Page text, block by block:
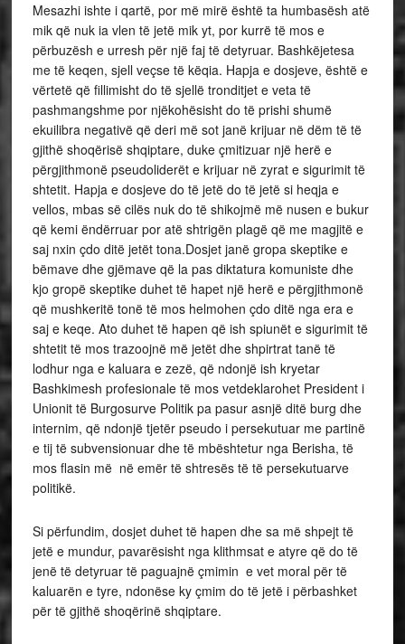
Mesazhi ishte i qartë, por më mirë është ta humbasësh atë
mik që nuk ia vlen të jetë mik yt, por kurrë të mos e
përbuzësh e urresh për një faj të detyruar. Bashkëjetesa
me të keqen, sjell veçse të këqia. Hapja e dosjeve, është e
vërtetë që fillimisht do të sjellë tronditjet e veta të
pashmangshme por njëkohësisht do të prishi shumë
ekuilibra negativë që deri më sot janë krijuar në dëm të të
gjithë shoqërisë shqiptare, duke çmitizuar një herë e
përgjithmonë pseudoliderët e krijuar në zyrat e sigurimit të
shtetit. Hapja e dosjeve do të jetë do të jetë si heqja e
vellos, mbas së cilës nuk do të shikojmë më nusen e bukur
që kemi ëndërruar por atë shtrigën plagë që me magjitë e
saj nxin çdo ditë jetët tona.Dosjet janë gropa skeptike e
bëmave dhe gjëmave që la pas diktatura komuniste dhe
kjo gropë skeptike duhet të hapet një herë e përgjithmonë
që mushkeritë tonë të mos helmohen çdo ditë nga era e
saj e keqe. Ato duhet të hapen që ish spiunët e sigurimit të
shtetit të mos trazoojnë më jetët dhe shpirtrat tanë të
lodhur nga e kaluara e zezë, që ndonjë ish kryetar
Bashkimesh profesionale të mos vetdeklarohet President i
Unionit të Burgosurve Politik pa pasur asnjë ditë burg dhe
internim, që ndonjë tjetër pseudo i persekutuar me partinë
e tij të subvensionuar dhe të mbështetur nga Berisha, të
mos flasin më në emër të shtresës të të persekutuarve
politikë.
Si përfundim, dosjet duhet të hapen dhe sa më shpejt të
jetë e mundur, pavarësisht nga klithmsat e atyre që do të
jenë të detyruar të paguajnë çmimin e vet moral për të
kaluarën e tyre, ndonëse ky çmim do të jetë i përbashket
për të gjithë shoqërinë shqiptare.